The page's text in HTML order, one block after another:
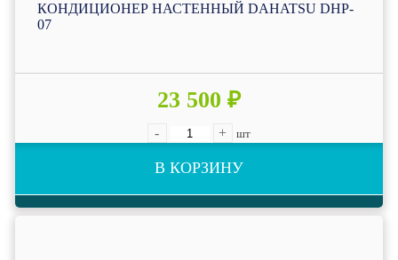
КОНДИЦИОНЕР НАСТЕННЫЙ DAHATSU DHP-
07
23 500 ₽
- + шт
В КОРЗИНУ